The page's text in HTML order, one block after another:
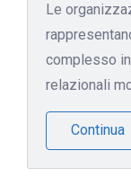
Le
complesso
relazionali
Continua